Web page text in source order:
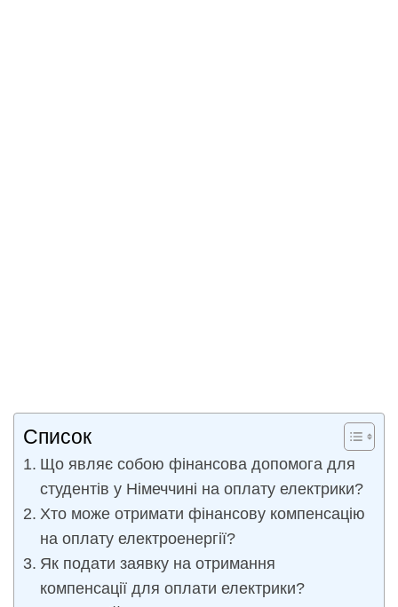
Список
Що являє собою фінансова допомога для
студентів у Німеччині на оплату електрики?
Хто може отримати фінансову компенсацію
на оплату електроенергії?
Як подати заявку на отримання
компенсації для оплати електрики?